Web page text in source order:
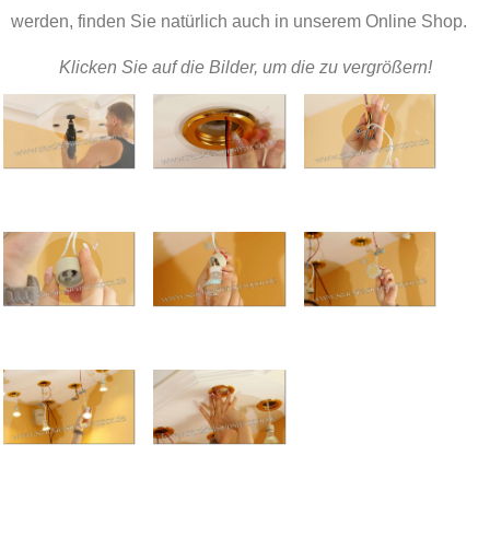
werden, finden Sie natürlich auch in unserem Online Shop.
Klicken Sie auf die Bilder, um die zu vergrößern!